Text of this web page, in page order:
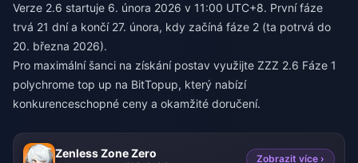
Verze 2.6 startuje 6. února 2026 v 11:00 UTC+8. První fáze
trvá 21 dní a končí 27. února, kdy začíná fáze 2 (ta potrvá do
20. března 2026).
Pro maximální šanci na získání postav využijte ZZZ 2.6 Fáze 1
polychrome top up na BitTopup, který nabízí
konkurenceschopné ceny a okamžité doručení.
Zenless Zone Zero Zobrazit více ›